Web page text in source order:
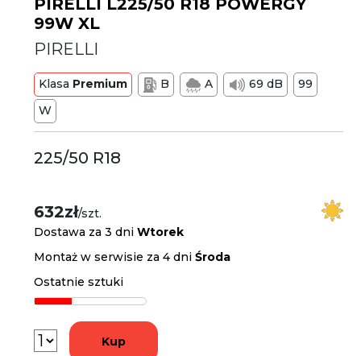
PIRELLI L225/50 R18 POWERGY
99W XL
PIRELLI
Klasa Premium B A 69 dB
99
W
225/50 R18
632zł/szt.
Dostawa za 3 dniWtorek
Montaż w serwisie za 4 dniŚroda
Ostatnie sztuki
Kup